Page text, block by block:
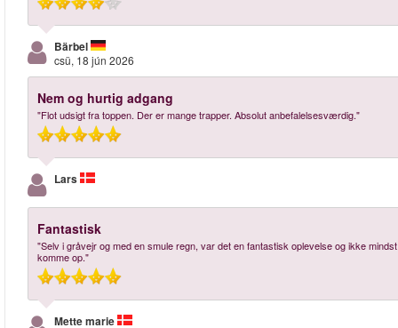
Bärbel
csü, 18 jún 2026
Nem og hurtig adgang
"Flot udsigt fra toppen. Der er mange trapper. Absolut anbefalelsesværdig."
Lars
Fantastisk
"Selv i gråvejr og med en smule regn, var det en fantastisk oplevelse og ikke
komme op."
Mette marie